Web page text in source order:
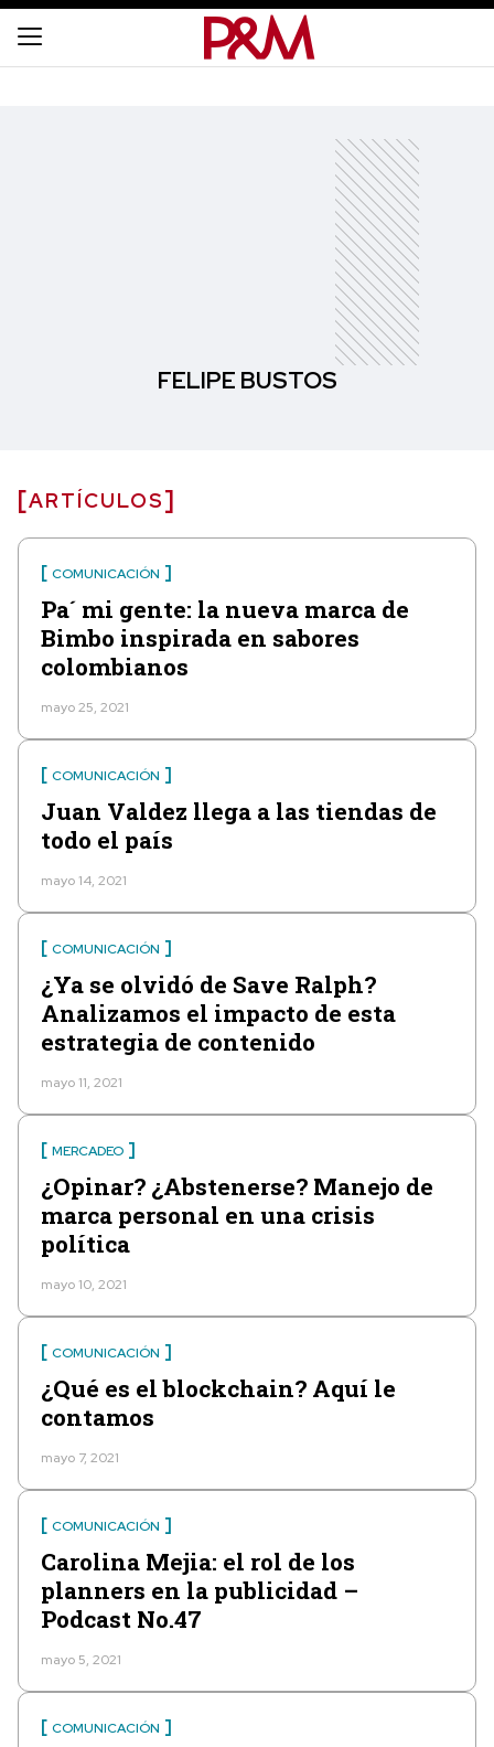
FELIPE BUSTOS
ARTÍCULOS
COMUNICACIÓN
Pa´ mi gente: la nueva marca de
Bimbo inspirada en sabores
colombianos
mayo 25, 2021
COMUNICACIÓN
Juan Valdez llega a las tiendas de
todo el país
mayo 14, 2021
COMUNICACIÓN
¿Ya se olvidó de Save Ralph?
Analizamos el impacto de esta
estrategia de contenido
mayo 11, 2021
MERCADEO
¿Opinar? ¿Abstenerse? Manejo de
marca personal en una crisis
política
mayo 10, 2021
COMUNICACIÓN
¿Qué es el blockchain? Aquí le
contamos
mayo 7, 2021
COMUNICACIÓN
Carolina Mejia: el rol de los
planners en la publicidad –
Podcast No.47
mayo 5, 2021
COMUNICACIÓN